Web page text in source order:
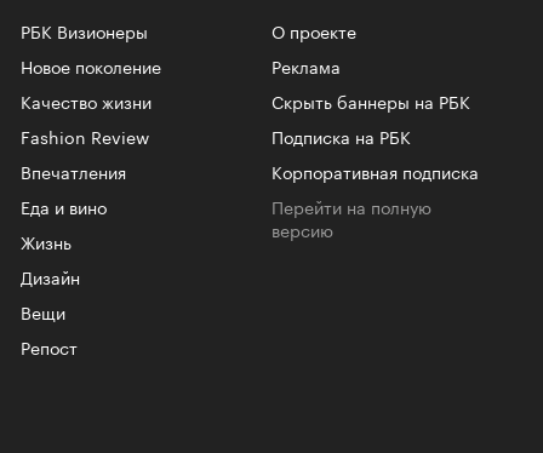
РБК Визионеры
Новое поколение
Качество жизни
Fashion Review
Впечатления
Еда и вино
Жизнь
Дизайн
Вещи
Репост
О проекте
Реклама
Скрыть баннеры на РБК
Подписка на РБК
Корпоративная подписка
Перейти на полную
версию